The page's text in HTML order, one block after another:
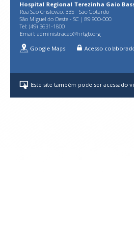
Hospital Regional Terezinha Gaio
Rua São Cristovão, 335 - São Gotardo
São Miguel do Oeste - SC | 89.900-000
Tel: (49) 3631-1800
Email: administracao@hrtgb.org
Google Maps
Acesso
Este site também pode ser acessado